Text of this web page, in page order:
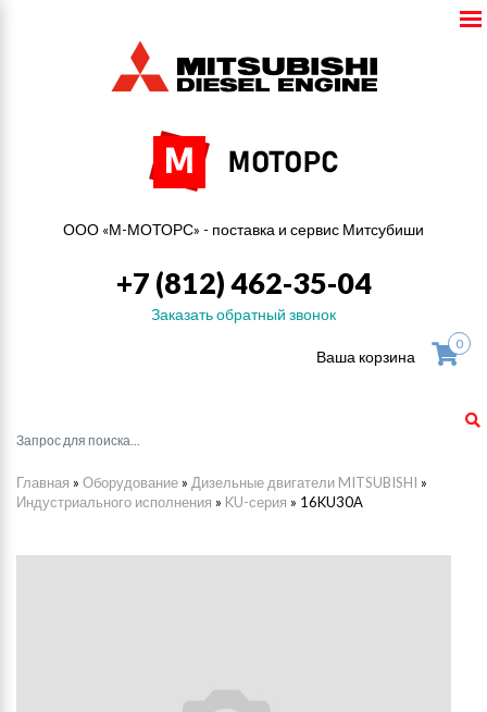
ООО «М-МОТОРС» - поставка и сервис Митсубиши
+7 (812) 462-35-04
Заказать обратный звонок
Ваша корзина
0
Главная » Оборудование » Дизельные двигатели MITSUBISHI »
Индустриального исполнения » KU-серия » 16KU30A